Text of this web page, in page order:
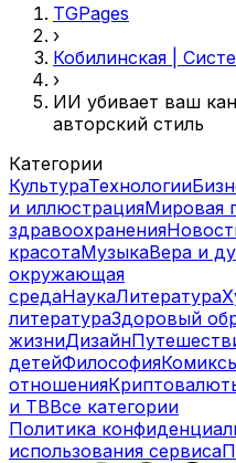
TGPages
›
Кобилинская |
›
ИИ убивает ваш
авторский стиль
Категории
КультураТехнологии
и иллюстрацияМировая
здравоохранения
красотаМузыкаВера и
окружающая
средаНаукаЛитература
литератураЗдоровый
жизниДизайн
детейФилософия
отношения
и ТВВсе категории
Политика
использования сервиса